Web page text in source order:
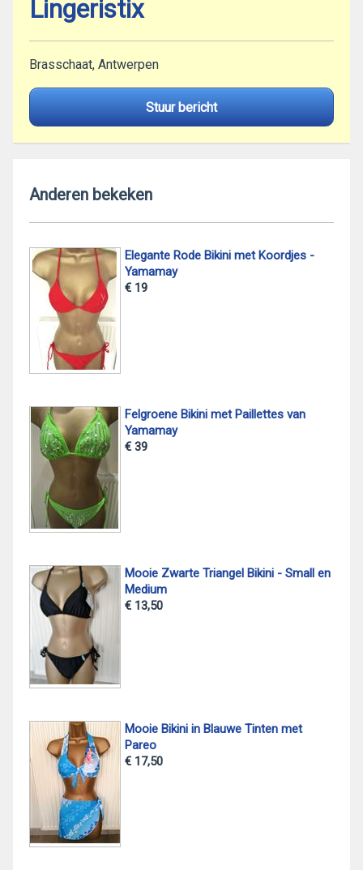
Lingeristix
Brasschaat, Antwerpen
Stuur bericht
Anderen bekeken
Elegante Rode Bikini met Koordjes -
Yamamay
€ 19
Felgroene Bikini met Paillettes van
Yamamay
€ 39
Mooie Zwarte Triangel Bikini - Small en
Medium
€ 13,50
Mooie Bikini in Blauwe Tinten met
Pareo
€ 17,50